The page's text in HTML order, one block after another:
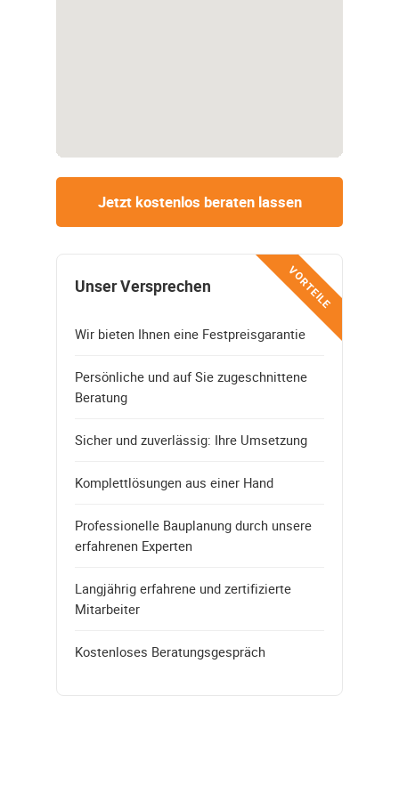
Jetzt kostenlos beraten lassen
VORTEILE
Unser Versprechen
Wir bieten Ihnen eine Festpreisgarantie
Persönliche und auf Sie zugeschnittene
Beratung
Sicher und zuverlässig: Ihre Umsetzung
Komplettlösungen aus einer Hand
Professionelle Bauplanung durch unsere
erfahrenen Experten
Langjährig erfahrene und zertifizierte
Mitarbeiter
Kostenloses Beratungsgespräch